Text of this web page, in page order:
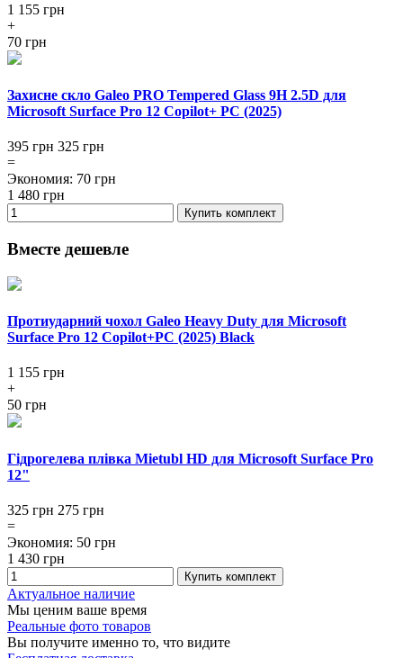
1 155 грн
+
70 грн
Захисне скло Galeo PRO Tempered Glass 9H 2.5D для
Microsoft Surface Pro 12 Copilot+ PC (2025)
395 грн 325 грн
=
Экономия: 70 грн
1 480 грн
Купить комплект
Вместе дешевле
Протиударний чохол Galeo Heavy Duty для Microsoft
Surface Pro 12 Copilot+PC (2025) Black
1 155 грн
+
50 грн
Гідрогелева плівка Mietubl HD для Microsoft Surface Pro
12"
325 грн 275 грн
=
Экономия: 50 грн
1 430 грн
Купить комплект
Актуальное наличие
Мы ценим ваше время
Реальные фото товаров
Вы получите именно то, что видите